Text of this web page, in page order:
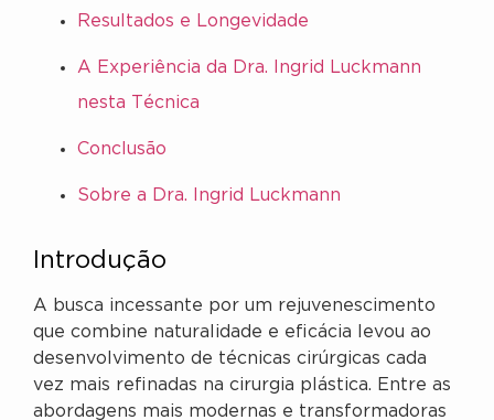
Resultados e Longevidade
A Experiência da Dra. Ingrid Luckmann
nesta Técnica
Conclusão
Sobre a Dra. Ingrid Luckmann
Introdução
A busca incessante por um rejuvenescimento
que combine naturalidade e eficácia levou ao
desenvolvimento de técnicas cirúrgicas cada
vez mais refinadas na cirurgia plástica. Entre as
abordagens mais modernas e transformadoras